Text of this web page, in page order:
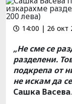
14:00 | 26 окт
„Не сме се
разделени.
подкрепа от
не искам да
Сашка Васева.